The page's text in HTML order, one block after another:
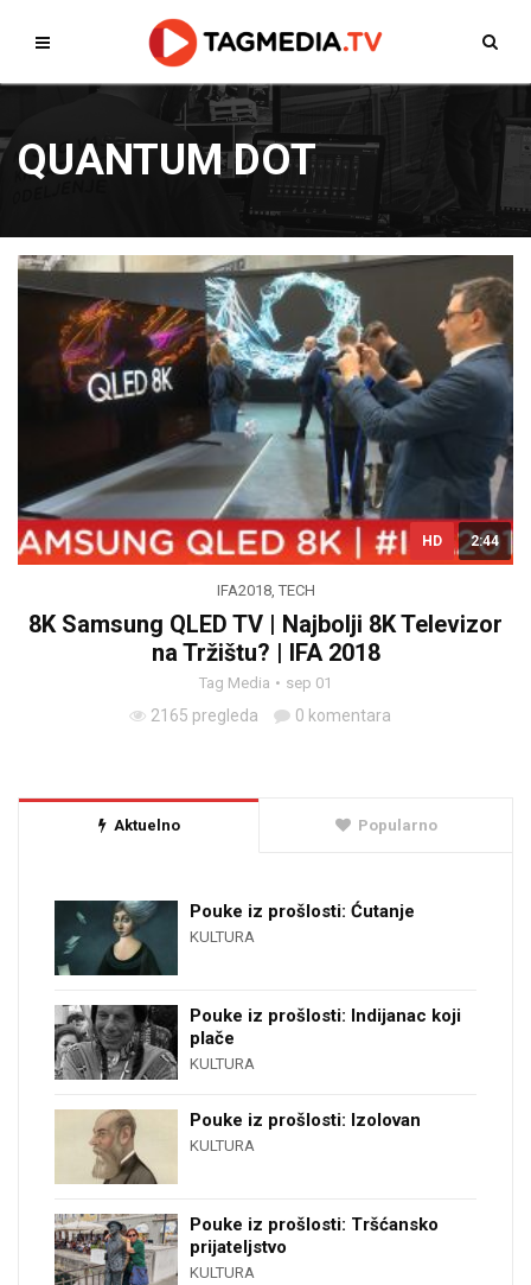
QUANTUM DOT
HD 2:44
IFA2018, TECH
8K Samsung QLED TV | Najbolji 8K Televizor
na Tržištu? | IFA 2018
Tag Media sep 01
2165 pregleda 0 komentara
Aktuelno Popularno
Pouke iz prošlosti: Ćutanje
KULTURA
Pouke iz prošlosti: Indijanac koji
plače
KULTURA
Pouke iz prošlosti: Izolovan
KULTURA
Pouke iz prošlosti: Tršćansko
prijateljstvo
KULTURA